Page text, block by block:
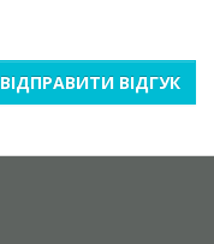
ВІДПРАВИТИ ВІДГУК